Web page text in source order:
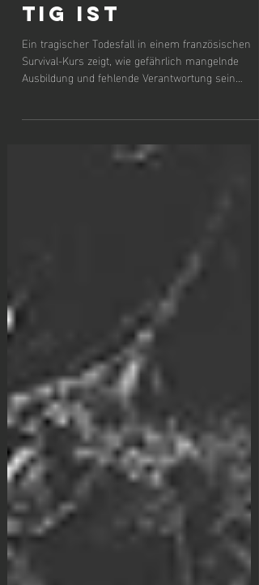
Verantwortung
überlebenswich
tig ist
Survival-Kurs zeigt, wie gefährlich mangelnde
Ausbildung und fehlende Verantwortung sein
können. Dieser Beitrag klärt auf, warum der Begriff